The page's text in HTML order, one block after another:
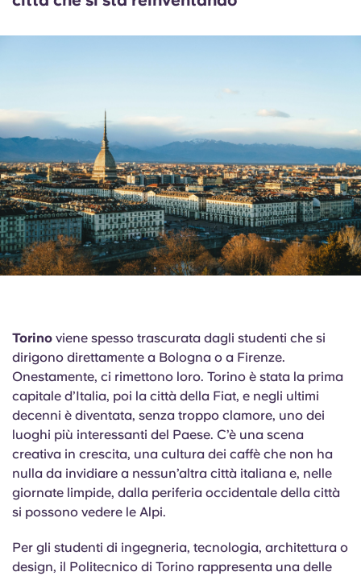
Torino viene spesso trascurata dagli studenti che si
dirigono direttamente a Bologna o a Firenze.
Onestamente, ci rimettono loro. Torino è stata la prima
capitale d’Italia, poi la città della Fiat, e negli ultimi
decenni è diventata, senza troppo clamore, uno dei
luoghi più interessanti del Paese. C’è una scena
creativa in crescita, una cultura dei caffè che non ha
nulla da invidiare a nessun’altra città italiana e, nelle
giornate limpide, dalla periferia occidentale della città
si possono vedere le Alpi.
Per gli studenti di ingegneria, tecnologia, architettura o
design, il Politecnico di Torino rappresenta una delle